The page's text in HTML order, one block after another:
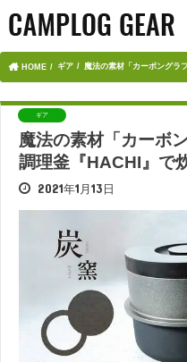
HOME ギア 魔法の素材「カーボングラ
ギア
魔法の素材「カーボ
調理釜『HACHI』で
2021年1月13日